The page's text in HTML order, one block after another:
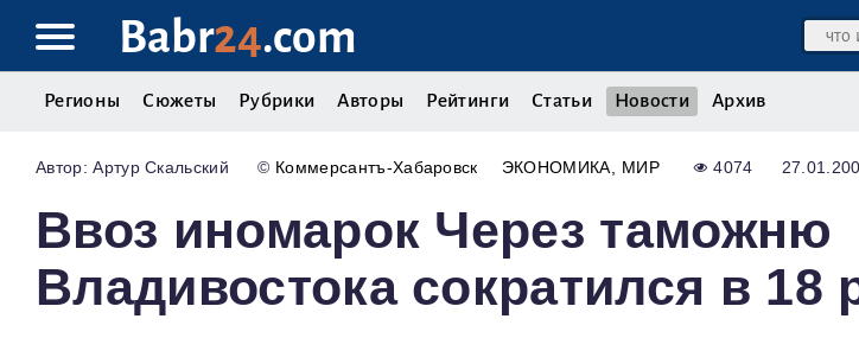
Babr24.com
Регионы Сюжеты Рубрики Авторы Рейтинги Статьи Новости Архив
Артур Скальский © Коммерсантъ-Хабаровск ЭКОНОМИКА МИР 4074
Ввоз иномарок Через таможню
Владивостока сократился в 18